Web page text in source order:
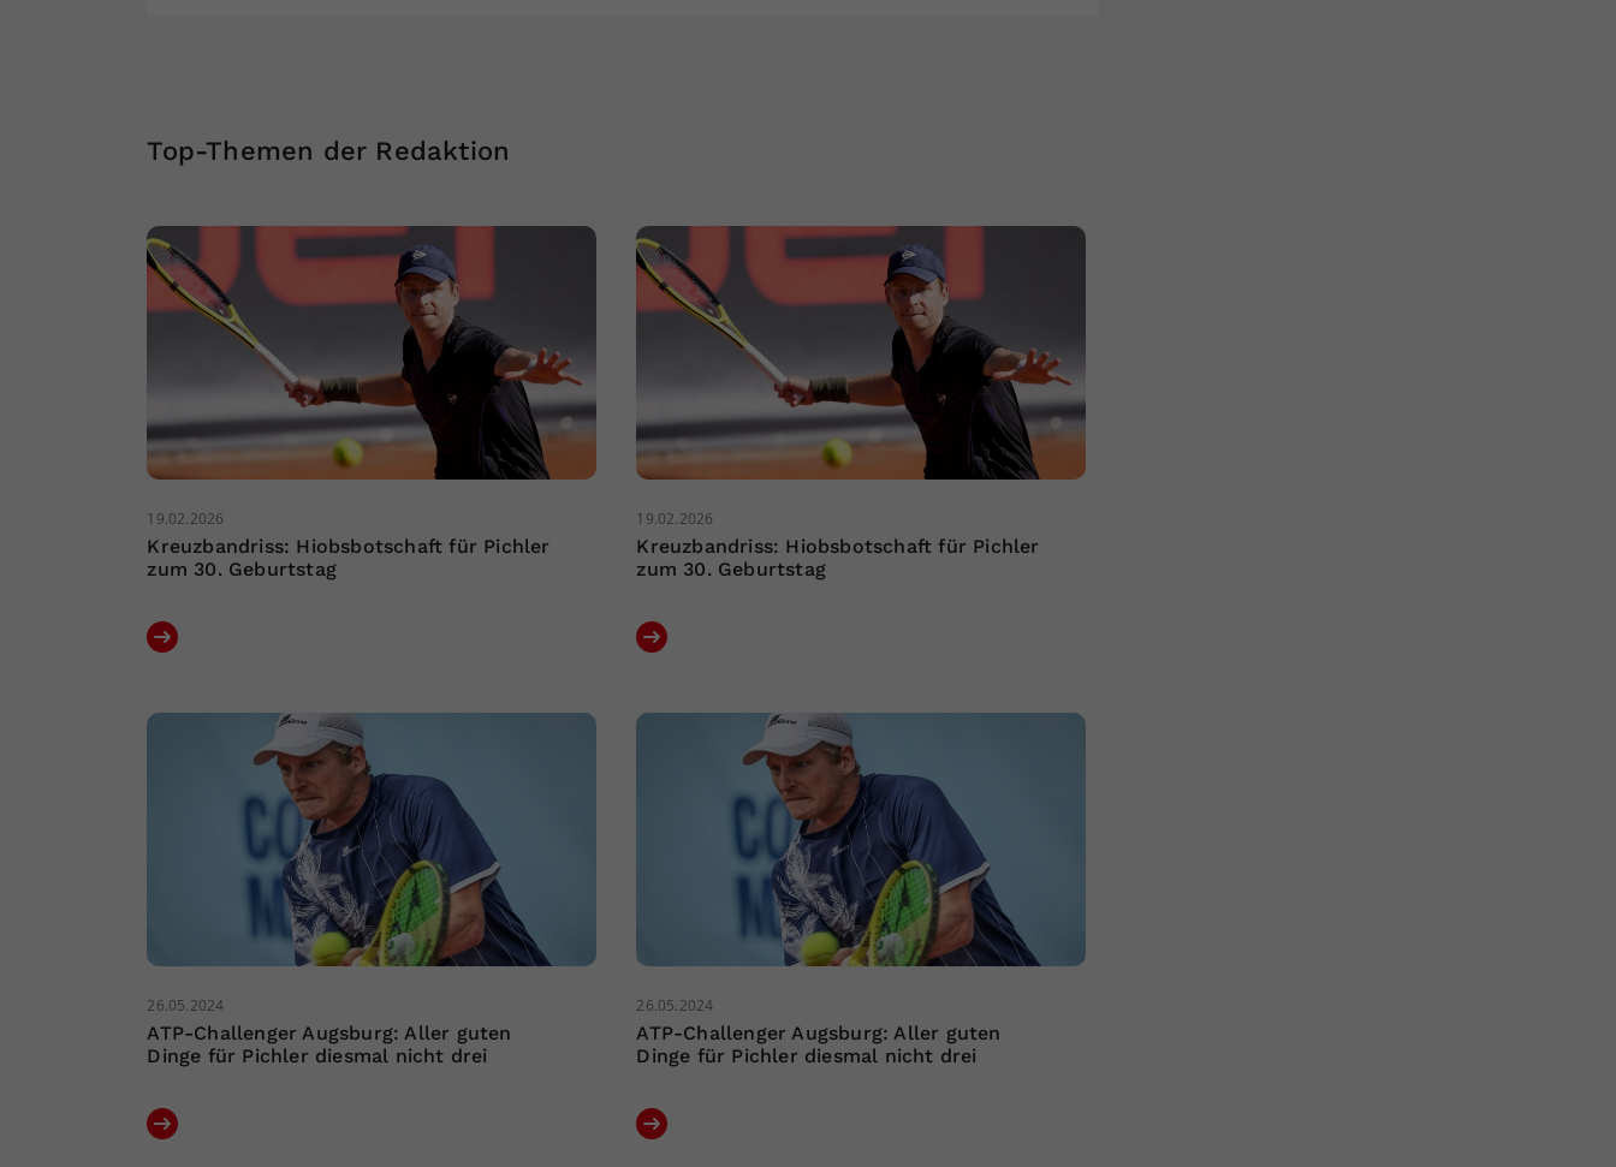
Top-Themen der Redaktion
19.02.2026
Kreuzbandriss: Hiobsbotschaft für Pichler
zum 30. Geburtstag
19.02.2026
Kreuzbandriss: Hiobsbotschaft für Pichler
zum 30. Geburtstag
26.05.2024
ATP-Challenger Augsburg: Aller guten
Dinge für Pichler diesmal nicht drei
26.05.2024
ATP-Challenger Augsburg: Aller guten
Dinge für Pichler diesmal nicht drei